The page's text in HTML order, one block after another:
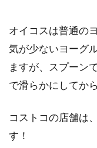
オイコスは普通の
気が少ないヨーグ
ますが、スプーン
で滑らかにしてか
コストコの店舗は
す！